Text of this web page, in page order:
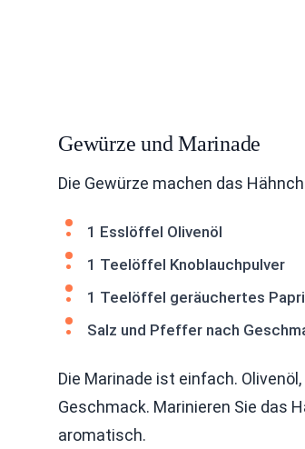
Gewürze und Marinade
Die Gewürze machen das
1 Esslöffel Olivenöl
1 Teelöffel Knoblauchpulver
1 Teelöffel geräuchertes
Salz und Pfeffer nach
Die Marinade ist einfach.
Geschmack. Marinieren Sie das
aromatisch.